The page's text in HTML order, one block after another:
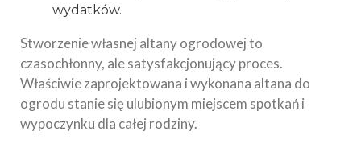
wydatków.
Stworzenie własnej altany ogrodowej to
czasochłonny, ale satysfakcjonujący proces.
Właściwie zaprojektowana i wykonana altana do
ogrodu stanie się ulubionym miejscem spotkań i
wypoczynku dla całej rodziny.